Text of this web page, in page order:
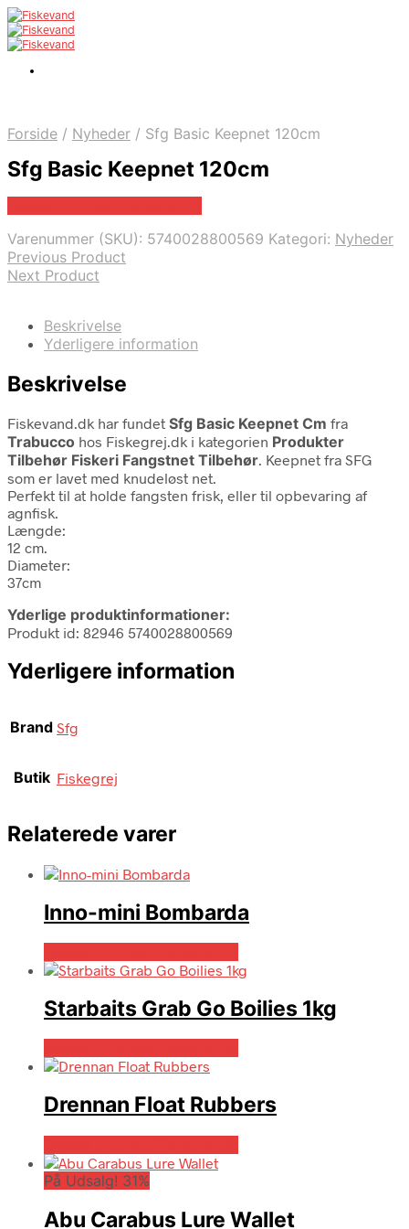
Forside / Nyheder / Sfg Basic Keepnet 120cm
Sfg Basic Keepnet 120cm
Varenummer (SKU): 5740028800569 Kategori: Nyheder
Previous Product
Next Product
Beskrivelse
Yderligere information
Beskrivelse
Fiskevand.dk har fundet Sfg Basic Keepnet Cm fra
Trabucco hos Fiskegrej.dk i kategorien Produkter
Tilbehør Fiskeri Fangstnet Tilbehør. Keepnet fra SFG
som er lavet med knudeløst net.
Perfekt til at holde fangsten frisk, eller til opbevaring af
agnfisk.
Længde:
12 cm.
Diameter:
37cm
Yderlige produktinformationer:
Produkt id: 82946 5740028800569
Yderligere information
Brand Sfg
Butik Fiskegrej
Relaterede varer
Inno-mini Bombarda
Starbaits Grab Go Boilies 1kg
Drennan Float Rubbers
På Udsalg! 31%
Abu Carabus Lure Wallet